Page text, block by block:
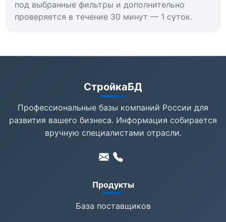
под выбранные фильтры и дополнительно
проверяется в течение 30 минут — 1 суток.
СтройкаБД
Профессиональные базы компаний России для
развития вашего бизнеса. Информация собирается
вручную специалистами отрасли.
Продукты
База поставщиков